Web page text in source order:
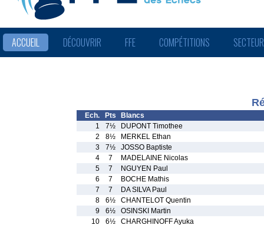
ACCUEIL DÉCOUVRIR FFE COMPÉTITIONS
Ech. Pts
Blancs
1
7½
DUPONT Timothee
2
8½
MERKEL Ethan
3
7½
JOSSO Baptiste
4
7
MADELAINE Nicolas
5
7
NGUYEN Paul
6
7
BOCHE Mathis
7
7
DA SILVA Paul
8
6½
CHANTELOT Quentin
9
6½
OSINSKI Martin
10
6½
CHARGHINOFF Ayuka